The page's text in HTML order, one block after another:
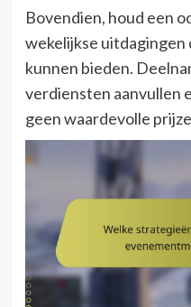
Bovendien, houd een
wekelijkse uitdagingen
kunnen bieden.
verdiensten aanvullen
geen waardevolle